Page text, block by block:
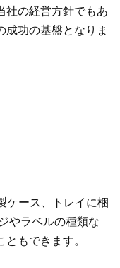
社の経営方針でもあ
成功の基盤となりま
ケース、トレイに梱
やラベルの種類な
もできます。